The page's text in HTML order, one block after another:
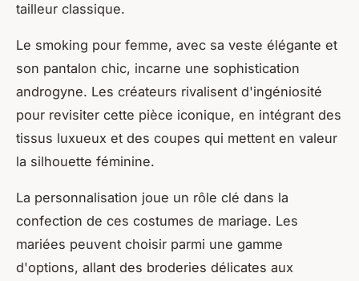
tailleur classique.
Le smoking pour femme, avec sa veste élégante et
son pantalon chic, incarne une sophistication
androgyne. Les créateurs rivalisent d'ingéniosité
pour revisiter cette pièce iconique, en intégrant des
tissus luxueux et des coupes qui mettent en valeur
la silhouette féminine.
La personnalisation joue un rôle clé dans la
confection de ces costumes de mariage. Les
mariées peuvent choisir parmi une gamme
d'options, allant des broderies délicates aux